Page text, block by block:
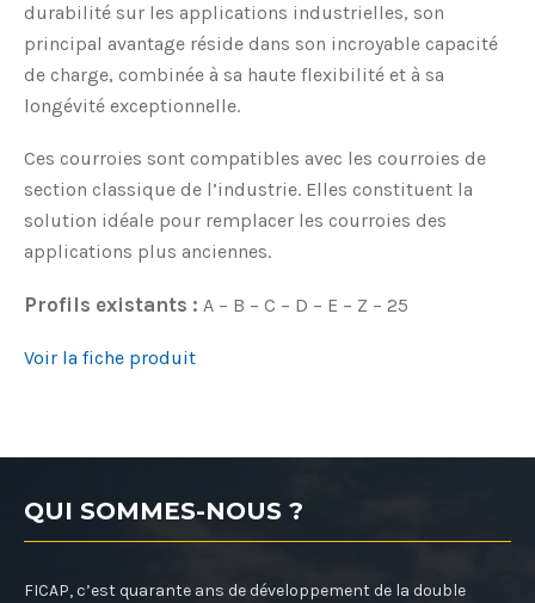
durabilité sur les applications industrielles, son
principal avantage réside dans son incroyable capacité
de charge, combinée à sa haute flexibilité et à sa
longévité exceptionnelle.
Ces courroies sont compatibles avec les courroies de
section classique de l’industrie. Elles constituent la
solution idéale pour remplacer les courroies des
applications plus anciennes.
Profils existants : A – B – C – D – E – Z – 25
Voir la fiche produit
QUI SOMMES-NOUS ?
FICAP, c’est quarante ans de développement de la double